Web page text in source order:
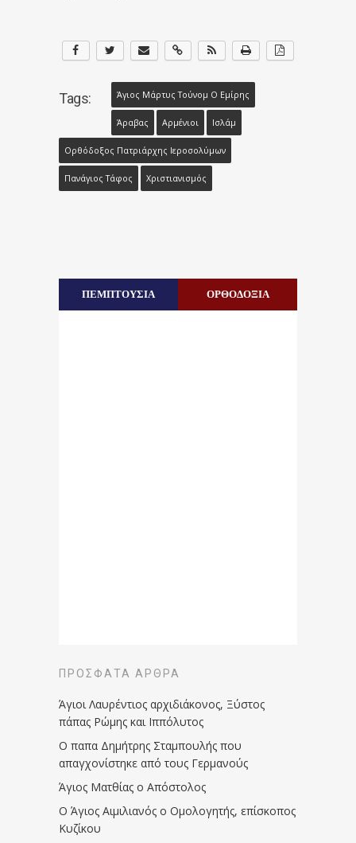
Tags: Άγιος Μάρτυς Τούνομ Ο Εμίρης
Άραβας Αρμένιοι Ισλάμ
Ορθόδοξος Πατριάρχης Ιεροσολύμων
Πανάγιος Τάφος Χριστιανισμός
ΠΕΜΠΤΟΥΣΙΑ ΟΡΘΟΔΟΞΙΑ
ΠΡΌΣΦΑΤΑ ΆΡΘΡΑ
Άγιοι Λαυρέντιος αρχιδιάκονος, Ξύστος
πάπας Ρώμης και Ιππόλυτος
Ο παπα Δημήτρης Σταμπουλής που
απαγχονίστηκε από τους Γερμανούς
Άγιος Ματθίας ο Απόστολος
Ο Άγιος Αιμιλιανός ο Ομολογητής, επίσκοπος
Κυζίκου